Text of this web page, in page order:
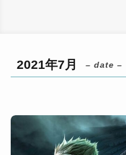
2021年7月 – date –